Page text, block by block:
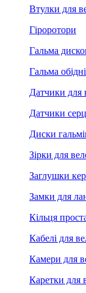
Втулки для
Гіроротори
Гальма
Гальма обідні
Датчики для
Датчики
Диски
Зірки для
Заглушки
Замки для
Кільця
Кабелі для
Камери для
Каретки для